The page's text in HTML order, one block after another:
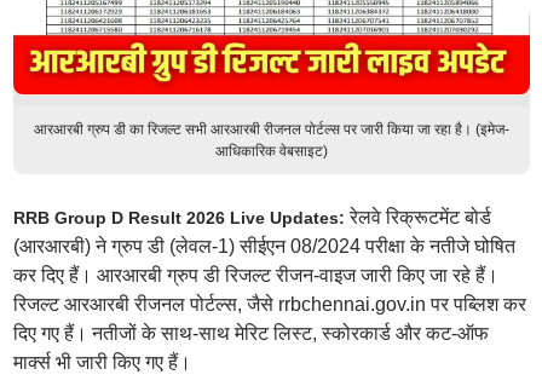
आरआरबी ग्रुप डी का रिजल्ट सभी आरआरबी रीजनल पोर्टल्स पर जारी किया जा रहा है। (इमेज-
आधिकारिक वेबसाइट)
RRB Group D Result 2026 Live Updates:रेलवे रिक्रूटमेंट बोर्ड
(आरआरबी) ने ग्रुप डी (लेवल-1) सीईएन 08/2024 परीक्षा के नतीजे घोषित
कर दिए हैं। आरआरबी ग्रुप डी रिजल्ट रीजन-वाइज जारी किए जा रहे हैं।
रिजल्ट आरआरबी रीजनल पोर्टल्स, जैसे rrbchennai.gov.in पर पब्लिश कर
दिए गए हैं। नतीजों के साथ-साथ मेरिट लिस्ट, स्कोरकार्ड और कट-ऑफ
मार्क्स भी जारी किए गए हैं।